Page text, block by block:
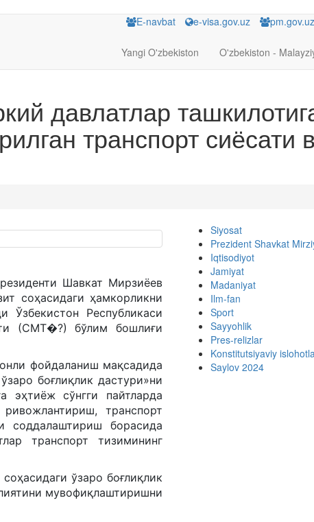
E-navbat e-visa.gov.uz pm.gov.uz
Yangi O'zbekiston O'zbekiston -
давлатлар
транспорт сиёсати
Шавкат Мирзиёев
соҳасидаги ҳамкорликни
Ўзбекистон Республикаси
(СМТ�?) бўлим бошлиғи
фойдаланиш мақсадида
боғлиқлик дастури»ни
эҳтиёж сўнгги пайтларда
транспорт
соддалаштириш борасида
транспорт тизимининг
ўзаро боғлиқлик
мувофиқлаштиришни
Siyosat
Prezident Shavkat
Iqtisodiyot
Jamiyat
Madaniyat
Ilm-fan
Sport
Sayyohlik
Pres-relizlar
Konstitutsiyaviy
Saylov 2024